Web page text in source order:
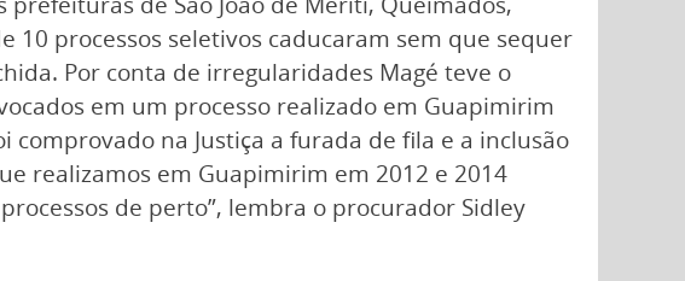
10 processos seletivos caducaram sem que sequer
Por conta de irregularidades Magé teve o
em um processo realizado em Guapimirim
na Justiça a furada de fila e a inclusão
realizamos em Guapimirim em 2012 e 2014
de perto”, lembra o procurador Sidley